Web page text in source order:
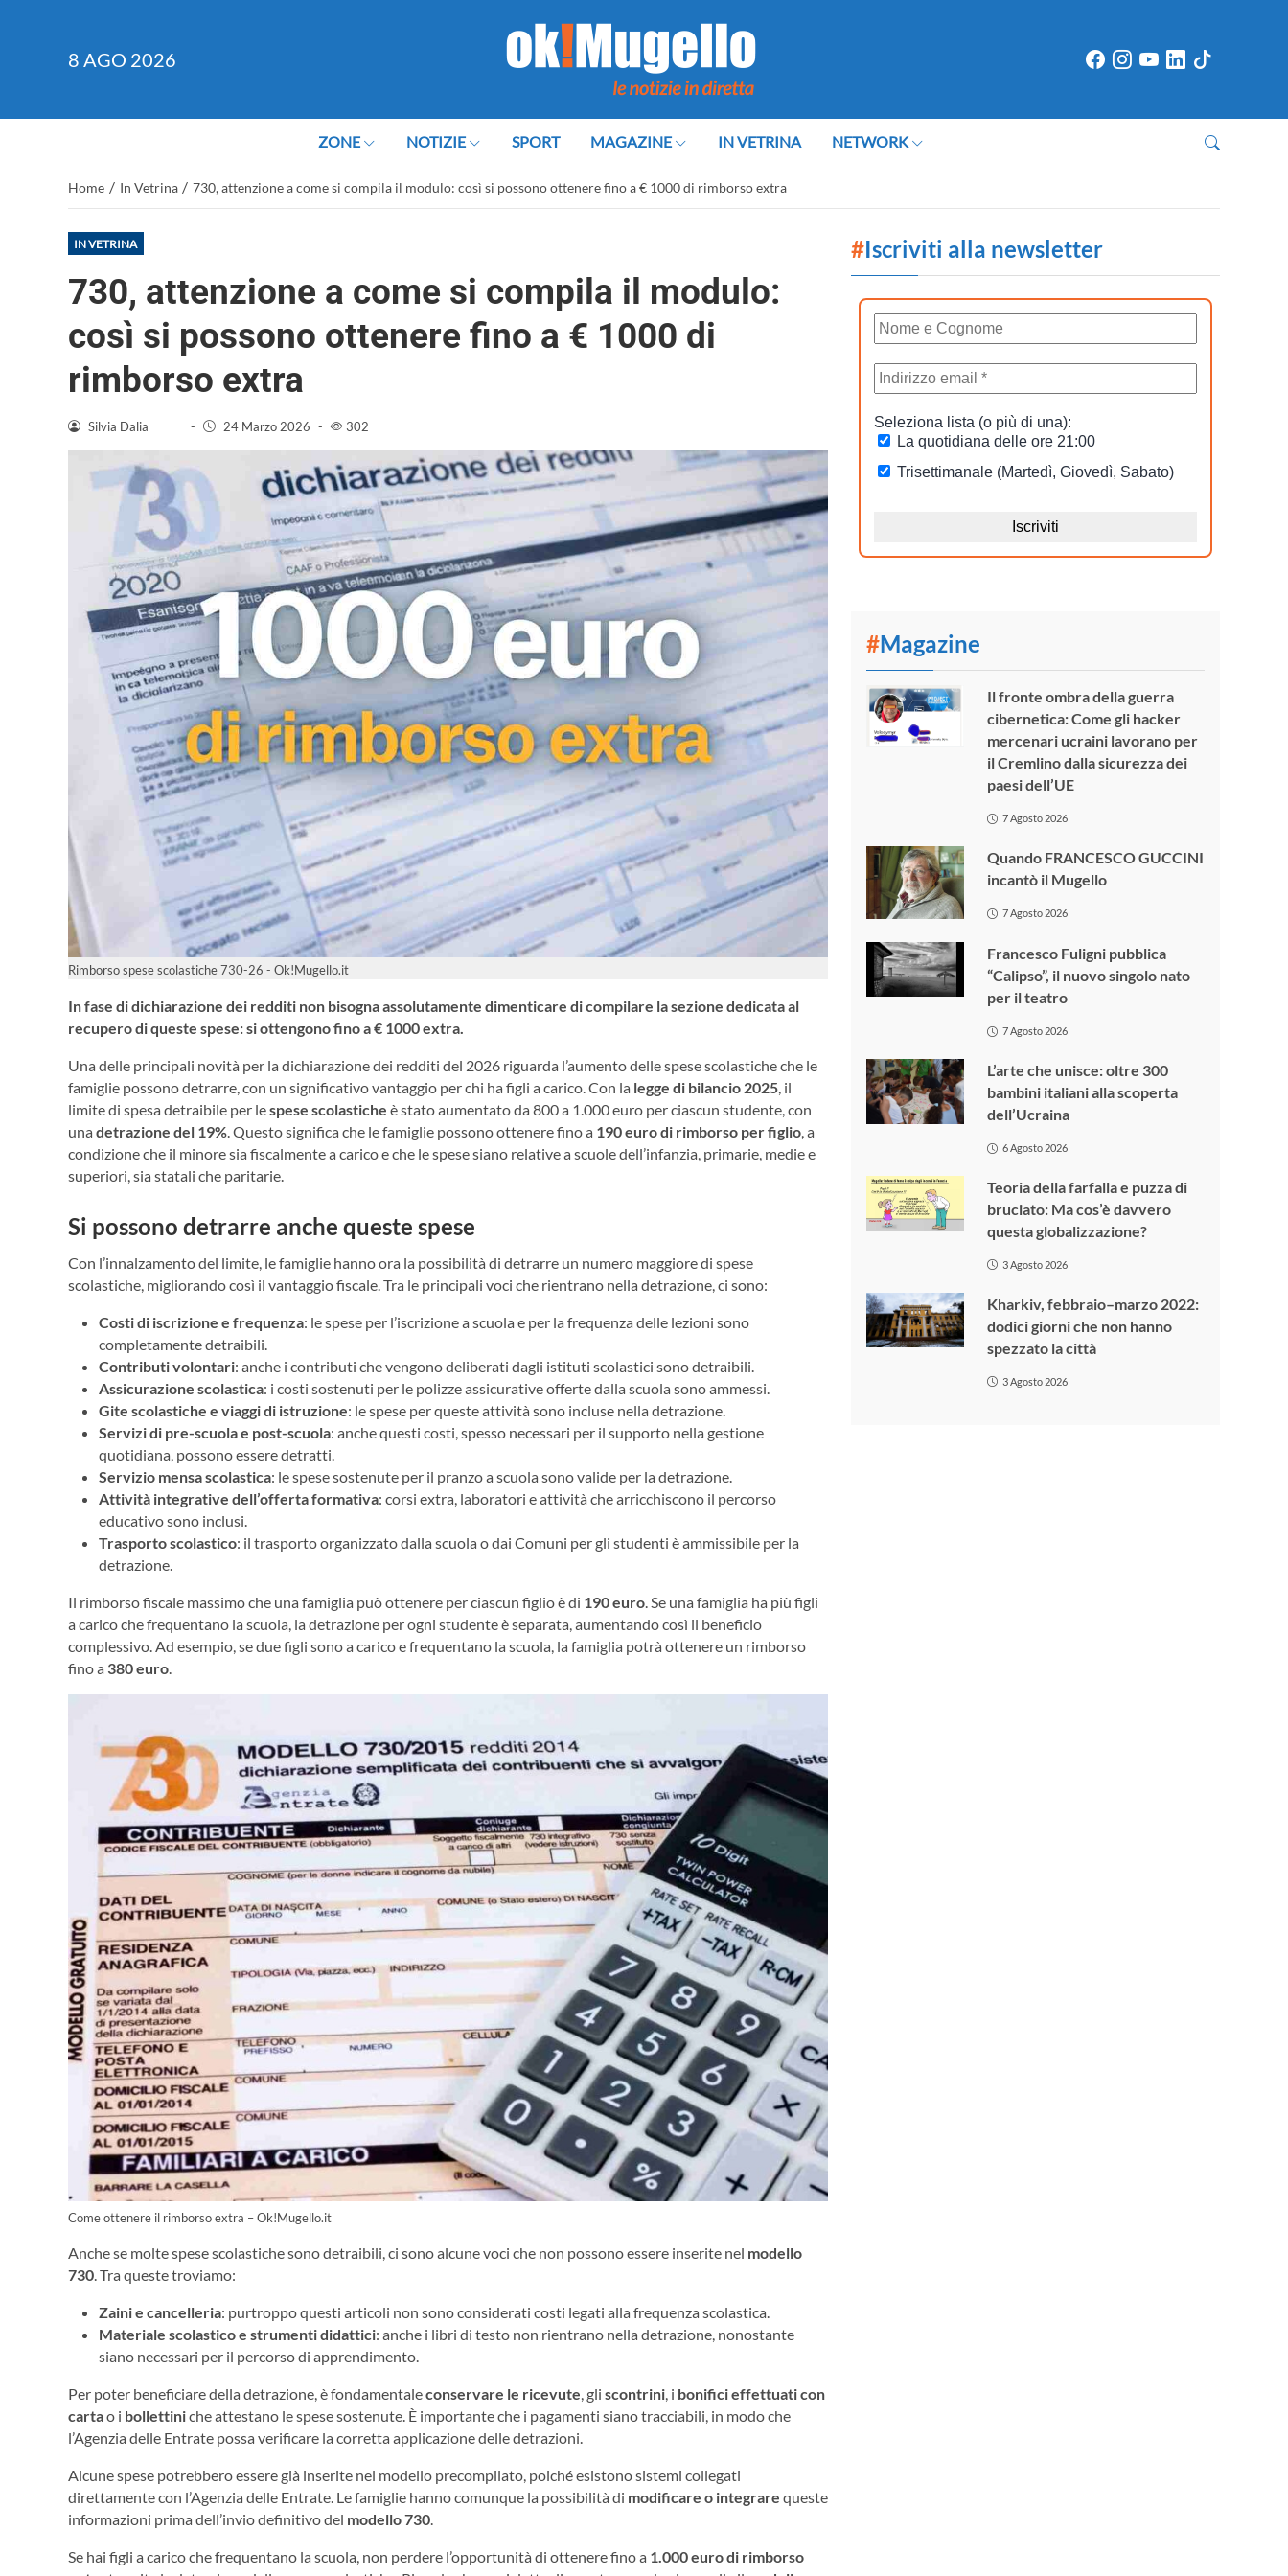
8 AGO 2026
ZONE NOTIZIE SPORT MAGAZINE IN VETRINA NETWORK
Home / In Vetrina / 730, attenzione a come si compila il modulo: così si possono ottenere fino a € 1000 di rimborso extra
IN VETRINA
730, attenzione a come si compila il modulo:
così si possono ottenere fino a € 1000 di
rimborso extra
Silvia Dalia - 24 Marzo 2026 - 302
Rimborso spese scolastiche 730-26 - Ok!Mugello.it
In fase di dichiarazione dei redditi non bisogna assolutamente dimenticare di compilare la sezione dedicata al
recupero di queste spese: si ottengono fino a € 1000 extra.
Una delle principali novità per la dichiarazione dei redditi del 2026 riguarda l’aumento delle spese scolastiche che le
famiglie possono detrarre, con un significativo vantaggio per chi ha figli a carico. Con la legge di bilancio 2025 , il
limite di spesa detraibile per lespese scolastiche è stato aumentato da 800 a 1.000 euro per ciascun studente, con
una detrazione del 19% . Questo significa che le famiglie possono ottenere fino a 190 euro di rimborso per figlio , a
condizione che il minore sia fiscalmente a carico e che le spese siano relative a scuole dell’infanzia, primarie, medie e
superiori, sia statali che paritarie.
Si possono detrarre anche queste spese
Con l’innalzamento del limite, le famiglie hanno ora la possibilità di detrarre un numero maggiore di spese
scolastiche, migliorando così il vantaggio fiscale. Tra le principali voci che rientrano nella detrazione, ci sono:
Costi di iscrizione e frequenza: le spese per l’iscrizione a scuola e per la frequenza delle lezioni sono
completamente detraibili.
Contributi volontari: anche i contributi che vengono deliberati dagli istituti scolastici sono detraibili.
Assicurazione scolastica: i costi sostenuti per le polizze assicurative offerte dalla scuola sono ammessi.
Gite scolastiche e viaggi di istruzione: le spese per queste attività sono incluse nella detrazione.
Servizi di pre-scuola e post-scuola: anche questi costi, spesso necessari per il supporto nella gestione
quotidiana, possono essere detratti.
Servizio mensa scolastica: le spese sostenute per il pranzo a scuola sono valide per la detrazione.
Attività integrative dell’offerta formativa: corsi extra, laboratori e attività che arricchiscono il percorso
educativo sono inclusi.
Trasporto scolastico: il trasporto organizzato dalla scuola o dai Comuni per gli studenti è ammissibile per la
detrazione.
Il rimborso fiscale massimo che una famiglia può ottenere per ciascun figlio è di 190 euro. Se una famiglia ha più figli
a carico che frequentano la scuola, la detrazione per ogni studente è separata, aumentando così il beneficio
complessivo. Ad esempio, se due figli sono a carico e frequentano la scuola, la famiglia potrà ottenere un rimborso
fino a 380 euro.
Come ottenere il rimborso extra – Ok!Mugello.it
Anche se molte spese scolastiche sono detraibili, ci sono alcune voci che non possono essere inserite nel modello
730. Tra queste troviamo:
Zaini e cancelleria: purtroppo questi articoli non sono considerati costi legati alla frequenza scolastica.
Materiale scolastico e strumenti didattici: anche i libri di testo non rientrano nella detrazione, nonostante
siano necessari per il percorso di apprendimento.
Per poter beneficiare della detrazione, è fondamentaleconservare le ricevute, gli scontrini, i bonifici effettuati con
cartao i bollettiniche attestano le spese sostenute. È importante che i pagamenti siano tracciabili, in modo che
l’Agenzia delle Entrate possa verificare la corretta applicazione delle detrazioni.
Alcune spese potrebbero essere già inserite nel modello precompilato, poiché esistono sistemi collegati
direttamente con l’Agenzia delle Entrate. Le famiglie hanno comunque la possibilità di modificare o integrare queste
informazioni prima dell’invio definitivo del modello 730.
Se hai figli a carico che frequentano la scuola, non perdere l’opportunità di ottenere fino a 1.000 euro di rimborso
#Iscriviti alla newsletter
#Magazine
Il fronte ombra della guerra
cibernetica: Come gli hacker
mercenari ucraini lavorano per
il Cremlino dalla sicurezza dei
paesi dell’UE
7 Agosto 2026
Quando FRANCESCO GUCCINI
incantò il Mugello
7 Agosto 2026
Francesco Fuligni pubblica
“Calipso”, il nuovo singolo nato
per il teatro
7 Agosto 2026
L’arte che unisce: oltre 300
bambini italiani alla scoperta
dell’Ucraina
6 Agosto 2026
Teoria della farfalla e puzza di
bruciato: Ma cos’è davvero
questa globalizzazione?
3 Agosto 2026
Kharkiv, febbraio–marzo 2022:
dodici giorni che non hanno
spezzato la città
3 Agosto 2026